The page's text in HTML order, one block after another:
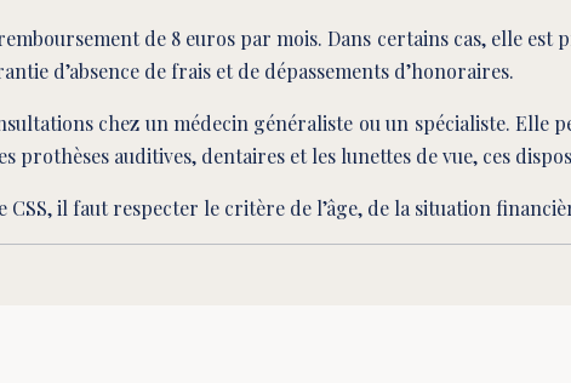
de 8 euros par mois. Dans certains cas, elle
d’absence de frais et de dépassements d’honoraires.
chez un médecin généraliste ou un spécialiste.
prothèses auditives, dentaires et les lunettes de vue, ces
CSS, il faut respecter le critère de l’âge, de la situation